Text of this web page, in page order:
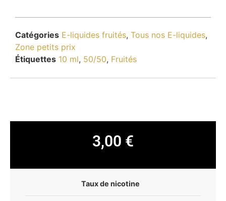
Catégories E-liquides fruités, Tous nos E-liquides,
Zone petits prix
Étiquettes 10 ml, 50/50, Fruités
3,00 €
Taux de nicotine